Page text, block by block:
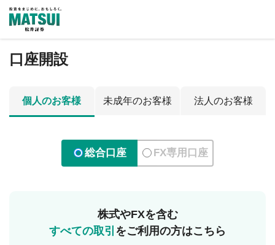
口座開設
個人のお客様 未成年のお客様 法人のお客様
総合口座 FX専用口座
株式やFXを含む
すべての取引 をご利用の方はこちら